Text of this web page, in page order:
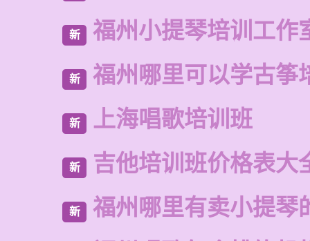
新 福州小提琴培训工作
新 福州哪里可以学古筝
新 上海唱歌培训班
新 吉他培训班价格表大
新
福州哪里有卖小提琴